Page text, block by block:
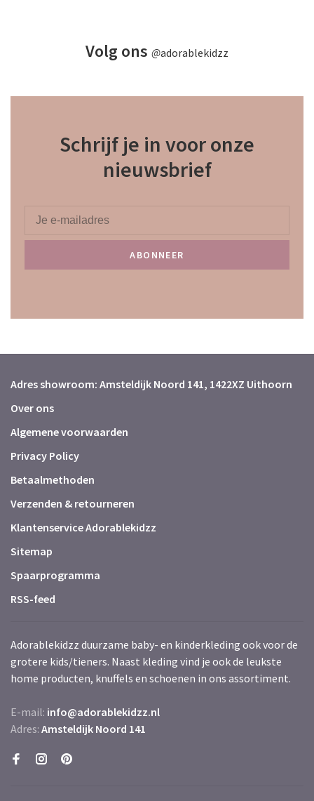
Volg ons @adorablekidzz
Schrijf je in voor onze
nieuwsbrief
ABONNEER
Adres showroom: Amsteldijk Noord 141, 1422XZ Uithoorn
Over ons
Algemene voorwaarden
Privacy Policy
Betaalmethoden
Verzenden & retourneren
Klantenservice Adorablekidzz
Sitemap
Spaarprogramma
RSS-feed
Adorablekidzz duurzame baby- en kinderkleding ook voor de
grotere kids/tieners. Naast kleding vind je ook de leukste
home producten, knuffels en schoenen in ons assortiment.
E-mail: info@adorablekidzz.nl
Adres: Amsteldijk Noord 141